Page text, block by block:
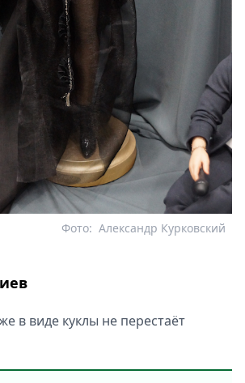
Александр Курковский
Фото:
в виде куклы не перестаёт